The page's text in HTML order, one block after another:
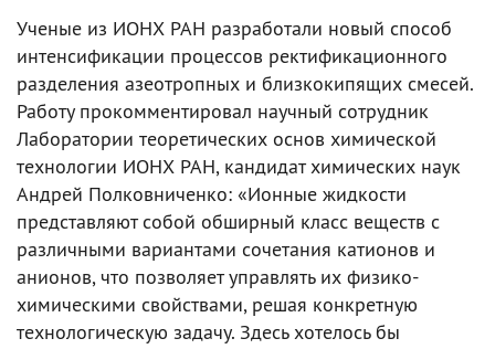
Ученые из ИОНХ РАН разработали новый способ
интенсификации процессов ректификационного
разделения азеотропных и близкокипящих смесей.
Работу прокомментировал научный сотрудник
Лаборатории теоретических основ химической
технологии ИОНХ РАН, кандидат химических наук
Андрей Полковниченко: «Ионные жидкости
представляют собой обширный класс веществ с
различными вариантами сочетания катионов и
анионов, что позволяет управлять их физико-
химическими свойствами, решая конкретную
технологическую задачу. Здесь хотелось бы